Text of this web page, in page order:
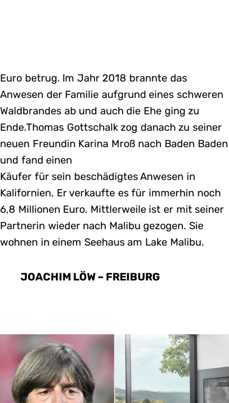
Euro betrug. Im Jahr 2018 brannte das
Anwesen der Familie aufgrund eines schweren
Waldbrandes ab und auch die Ehe ging zu
Ende.Thomas Gottschalk zog danach zu seiner
neuen Freundin Karina Mroß nach Baden Baden
und fand einen
Käufer für sein beschädigtes Anwesen in
Kalifornien. Er verkaufte es für immerhin noch
6,8 Millionen Euro. Mittlerweile ist er mit seiner
Partnerin wieder nach Malibu gezogen. Sie
wohnen in einem Seehaus am Lake Malibu.
JOACHIM LÖW – FREIBURG